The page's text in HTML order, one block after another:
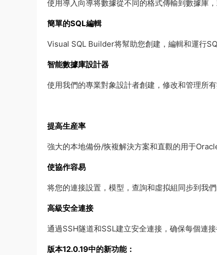
使用導入向導将數據從不同的格式傳輸到數據庫
簡單的SQL編輯
Visual SQL Builder将幫助您創建，編輯和運行
智能數據庫設計器
使用我們的專業對象設計者創建，修改和管理所有
提高生産率
強大的本地備份/恢複解決方案和直觀的用于
使協作容易
将您的連接設置，模型，查詢和虛拟組同步到我
高級安全連接
通過SSH隧道和SSL建立安全連接，确保每個連接
版本12.0.19中的新功能：